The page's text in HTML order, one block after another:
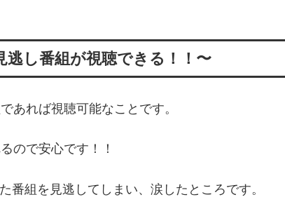
し番組が視聴できる！！〜
あれば視聴可能なことです。
ので安心です！！
組を見逃してしまい、涙したところです。